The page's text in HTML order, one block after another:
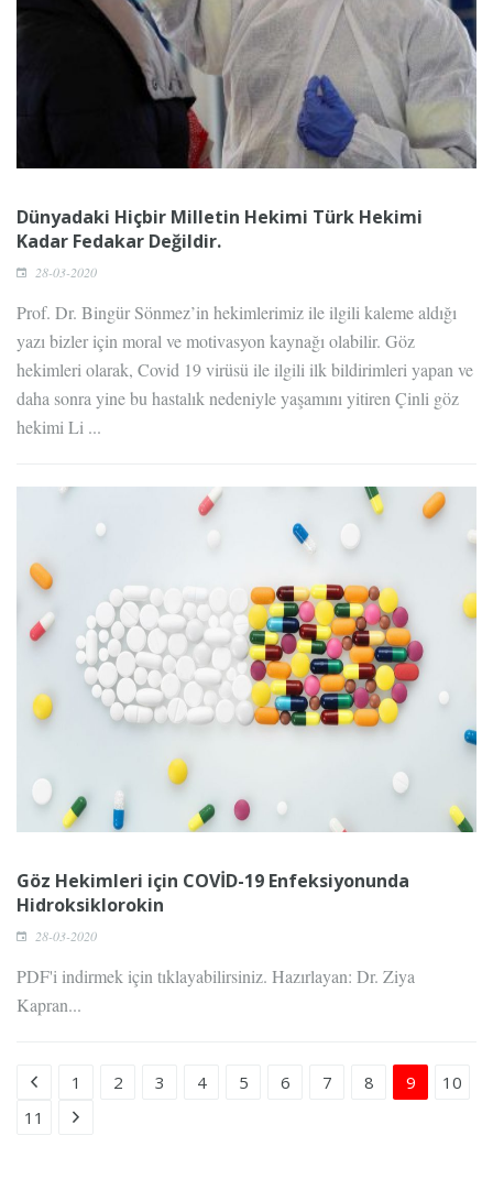
Dünyadaki Hiçbir Milletin Hekimi Türk Hekimi
Kadar Fedakar Değildir.
28-03-2020
Prof. Dr. Bingür Sönmez’in hekimlerimiz ile ilgili kaleme aldığı
yazı bizler için moral ve motivasyon kaynağı olabilir. Göz
hekimleri olarak, Covid 19 virüsü ile ilgili ilk bildirimleri yapan ve
daha sonra yine bu hastalık nedeniyle yaşamını yitiren Çinli göz
hekimi Li ...
Göz Hekimleri için COVİD-19 Enfeksiyonunda
Hidroksiklorokin
28-03-2020
PDF'i indirmek için tıklayabilirsiniz. Hazırlayan: Dr. Ziya
Kapran...
1 2 3 4 5 6 7 8 9
10
11